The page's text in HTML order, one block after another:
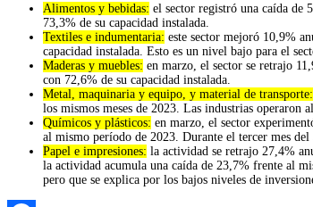
Alimentos y bebidas: el sector registró una caída de
73,3% de su capacidad instalada.
Textiles e indumentaria: este sector mejoró 10,9%
capacidad instalada. Esto es un nivel bajo para el
Maderas y muebles: en marzo, el sector se retrajo
con 72,6% de su capacidad instalada.
Metal, maquinaria y equipo, y material de transporte:
los mismos meses de 2023. Las industrias operaron
Químicos y plásticos: en marzo, el sector
al mismo período de 2023. Durante el tercer mes
Papel e impresiones: la actividad se retrajo 27,4%
la actividad acumula una caída de 23,7% frente al
pero que se explica por los bajos niveles de